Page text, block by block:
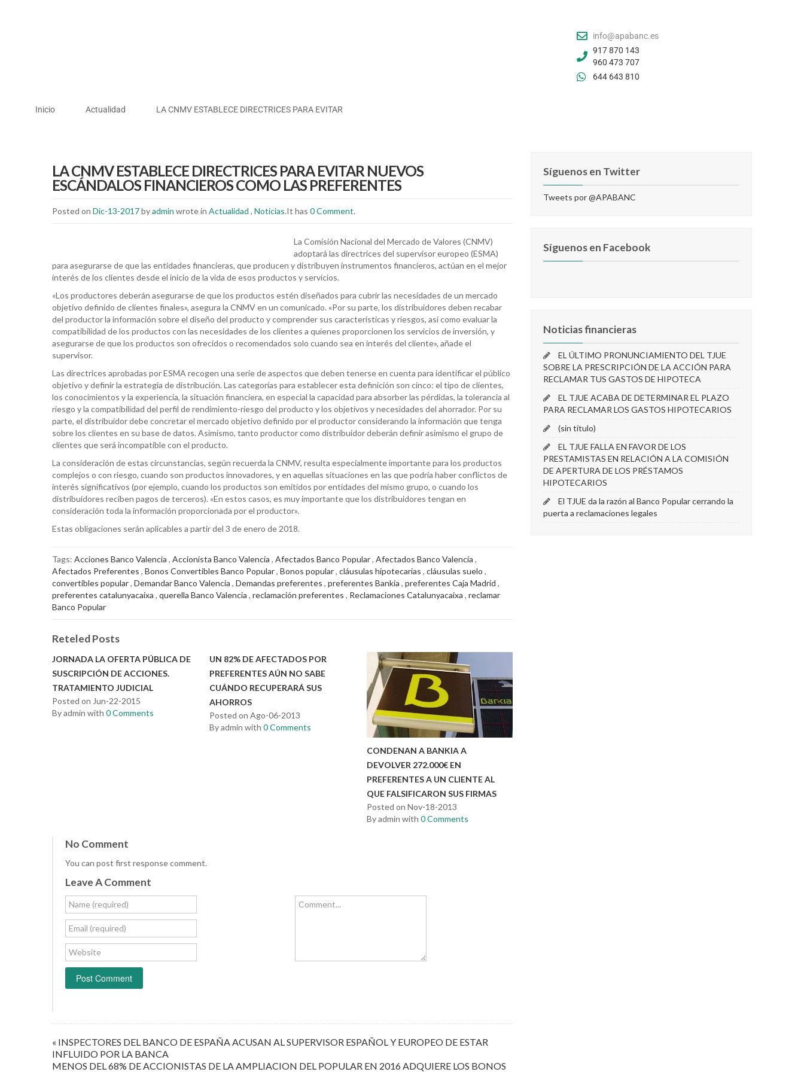
info@apabanc.es
917 870 143
960 473 707
644 643 810
Inicio Actualidad LA CNMV ESTABLECE DIRECTRICES PARA EVITAR
LA CNMV ESTABLECE DIRECTRICES PARA EVITAR NUEVOS
ESCÁNDALOS FINANCIEROS COMO LAS PREFERENTES
Posted on Dic-13-2017byadmin wrote in Actualidad , Noticias.It has 0 Comment.
La Comisión Nacional del Mercado de Valores (CNMV)
adoptará las directrices del supervisor europeo (ESMA)
para asegurarse de que las entidades financieras, que producen y distribuyen instrumentos financieros, actúan en el mejor
interés de los clientes desde el inicio de la vida de esos productos y servicios.
«Los productores deberán asegurarse de que los productos estén diseñados para cubrir las necesidades de un mercado
objetivo definido de clientes finales», asegura la CNMV en un comunicado. «Por su parte, los distribuidores deben recabar
del productor la información sobre el diseño del producto y comprender sus características y riesgos, así como evaluar la
compatibilidad de los productos con las necesidades de los clientes a quienes proporcionen los servicios de inversión, y
asegurarse de que los productos son ofrecidos o recomendados solo cuando sea en interés del cliente», añade el
supervisor.
Las directrices aprobadas por ESMA recogen una serie de aspectos que deben tenerse en cuenta para identificar el público
objetivo y definir la estrategia de distribución. Las categorías para establecer esta definición son cinco: el tipo de clientes,
los conocimientos y la experiencia, la situación financiera, en especial la capacidad para absorber las pérdidas, la tolerancia al
riesgo y la compatibilidad del perfil de rendimiento-riesgo del producto y los objetivos y necesidades del ahorrador. Por su
parte, el distribuidor debe concretar el mercado objetivo definido por el productor considerando la información que tenga
sobre los clientes en su base de datos. Asimismo, tanto productor como distribuidor deberán definir asimismo el grupo de
clientes que será incompatible con el producto.
La consideración de estas circunstancias, según recuerda la CNMV, resulta especialmente importante para los productos
complejos o con riesgo, cuando son productos innovadores, y en aquellas situaciones en las que podría haber conflictos de
interés significativos (por ejemplo, cuando los productos son emitidos por entidades del mismo grupo, o cuando los
distribuidores reciben pagos de terceros). «En estos casos, es muy importante que los distribuidores tengan en
consideración toda la información proporcionada por el productor».
Estas obligaciones serán aplicables a partir del 3 de enero de 2018.
Tags: Acciones Banco Valencia , Accionista Banco Valencia , Afectados Banco Popular, Afectados Banco Valencia ,
Afectados Preferentes , Bonos Convertibles Banco Popular, Bonos popular, cláusulas hipotecarias , cláusulas suelo ,
convertibles popular, Demandar Banco Valencia , Demandas preferentes , preferentes Bankia , preferentes Caja Madrid ,
preferentes catalunyacaixa , querella Banco Valencia , reclamación preferentes , Reclamaciones Catalunyacaixa , reclamar
Banco Popular
Reteled Posts
JORNADA LA OFERTA PÚBLICA DE
SUSCRIPCIÓN DE ACCIONES.
TRATAMIENTO JUDICIAL
Posted on Jun-22-2015
By admin with 0 Comments
UN 82% DE AFECTADOS POR
PREFERENTES AÚN NO SABE
CUÁNDO RECUPERARÁ SUS
AHORROS
Posted on Ago-06-2013
By admin with0 Comments
CONDENAN A BANKIA A
DEVOLVER 272.000€ EN
PREFERENTES A UN CLIENTE AL
QUE FALSIFICARON SUS FIRMAS
Posted on Nov-18-2013
By admin with0 Comments
No Comment
You can post first response comment.
Leave A Comment
Name (required)
Email (required)
Website
Comment...
« INSPECTORES DEL BANCO DE ESPAÑA ACUSAN AL SUPERVISOR ESPAÑOL Y EUROPEO DE ESTAR
INFLUIDO POR LA BANCA
MENOS DEL 68% DE ACCIONISTAS DE LA AMPLIACION DEL POPULAR EN 2016 ADQUIERE LOS BONOS
Síguenos en Twitter
Tweets por @APABANC
Síguenos en Facebook
Noticias financieras
EL ÚLTIMO PRONUNCIAMIENTO DEL TJUE
SOBRE LA PRESCRIPCIÓN DE LA ACCIÓN PARA
RECLAMAR TUS GASTOS DE HIPOTECA
EL TJUE ACABA DE DETERMINAR EL PLAZO
PARA RECLAMAR LOS GASTOS HIPOTECARIOS
(sin título)
EL TJUE FALLA EN FAVOR DE LOS
PRESTAMISTAS EN RELACIÓN A LA COMISIÓN
DE APERTURA DE LOS PRÉSTAMOS
HIPOTECARIOS
El TJUE da la razón al Banco Popular cerrando la
puerta a reclamaciones legales